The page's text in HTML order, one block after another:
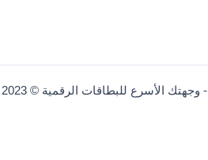
- وجهتك الأسرع للبطاقات الرقمية © 2023